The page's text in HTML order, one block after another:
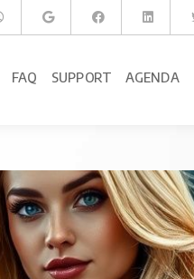
FAQ SUPPORT AGENDA